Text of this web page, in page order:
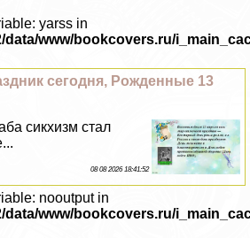
yarss in
data/www/bookcovers.ru/
сегодня, Рожденные 13
сикхизм стал
08 08 2026 18:41:52
nooutput in
data/www/bookcovers.ru/